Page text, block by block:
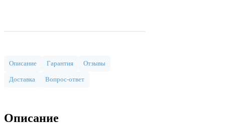
Описание Гарантия Отзывы
Доставка Вопрос-ответ
Описание